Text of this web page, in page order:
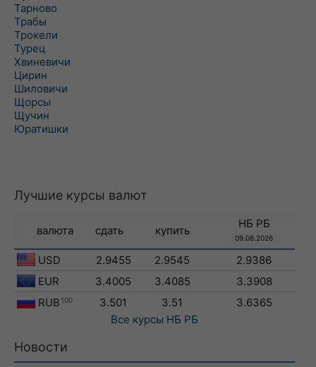
Тарново
Трабы
Трокели
Турец
Хвиневичи
Цирин
Шиловичи
Щорсы
Щучин
Юратишки
Лучшие курсы валют
валюта сдать купить
НБ РБ
09.08.2026
USD 2.9455 2.9545
2.9386
EUR
3.4005 3.4085
3.3908
RUB 100 3.501 3.51
3.6365
Все курсы НБ РБ
Новости